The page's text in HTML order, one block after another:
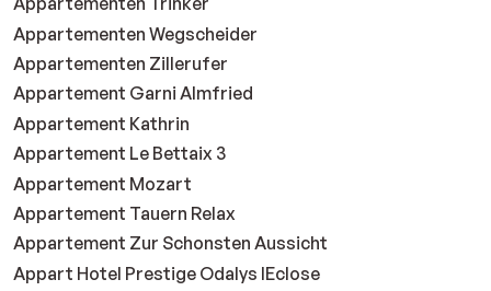
Appartementen Wegscheider
Appartementen Zillerufer
Appartement Garni Almfried
Appartement Kathrin
Appartement Le Bettaix 3
Appartement Mozart
Appartement Tauern Relax
Appartement Zur Schonsten Aussicht
Appart Hotel Prestige Odalys lEclose